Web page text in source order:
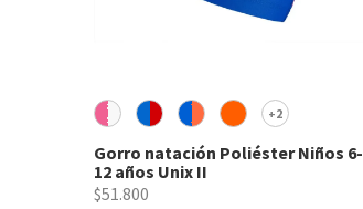
+2
Gorro natación Poliéster Niños 6-
12 años Unix II
$51.800